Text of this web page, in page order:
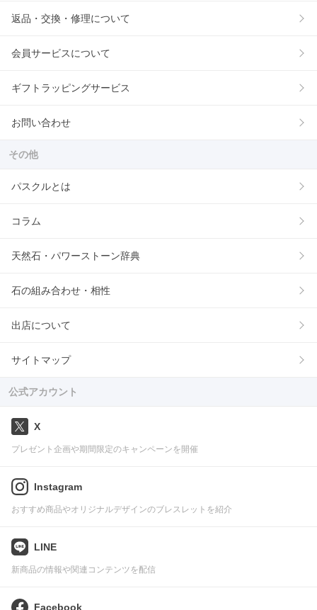
返品・交換・修理について
会員サービスについて
ギフトラッピングサービス
お問い合わせ
その他
パスクルとは
コラム
天然石・パワーストーン辞典
石の組み合わせ・相性
出店について
サイトマップ
公式アカウント
X
プレゼント企画や期間限定のキャンペーンを開催
Instagram
おすすめ商品やオリジナルデザインのブレスレットを紹介
LINE
新商品の情報や関連コンテンツを配信
Facebook